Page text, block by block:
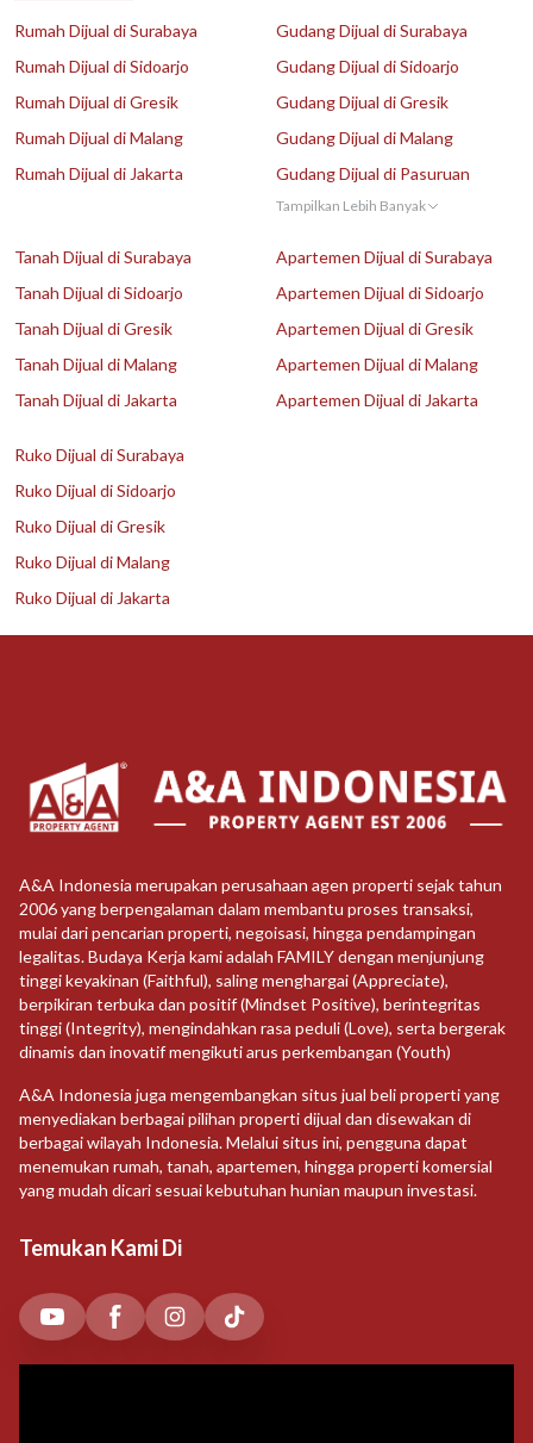
Rumah Dijual di Surabaya
Rumah Dijual di Sidoarjo
Rumah Dijual di Gresik
Rumah Dijual di Malang
Rumah Dijual di Jakarta
Gudang Dijual di Surabaya
Gudang Dijual di Sidoarjo
Gudang Dijual di Gresik
Gudang Dijual di Malang
Gudang Dijual di Pasuruan
Tampilkan Lebih Banyak
Tanah Dijual di Surabaya
Tanah Dijual di Sidoarjo
Tanah Dijual di Gresik
Tanah Dijual di Malang
Tanah Dijual di Jakarta
Apartemen Dijual di Surabaya
Apartemen Dijual di Sidoarjo
Apartemen Dijual di Gresik
Apartemen Dijual di Malang
Apartemen Dijual di Jakarta
Ruko Dijual di Surabaya
Ruko Dijual di Sidoarjo
Ruko Dijual di Gresik
Ruko Dijual di Malang
Ruko Dijual di Jakarta
A&A Indonesia merupakan perusahaan agen properti sejak tahun
2006 yang berpengalaman dalam membantu proses transaksi,
mulai dari pencarian properti, negoisasi, hingga pendampingan
legalitas. Budaya Kerja kami adalah FAMILY dengan menjunjung
tinggi keyakinan (Faithful), saling menghargai (Appreciate),
berpikiran terbuka dan positif (Mindset Positive), berintegritas
tinggi (Integrity), mengindahkan rasa peduli (Love), serta bergerak
dinamis dan inovatif mengikuti arus perkembangan (Youth)
A&A Indonesia juga mengembangkan situs jual beli properti yang
menyediakan berbagai pilihan properti dijual dan disewakan di
berbagai wilayah Indonesia. Melalui situs ini, pengguna dapat
menemukan rumah, tanah, apartemen, hingga properti komersial
yang mudah dicari sesuai kebutuhan hunian maupun investasi.
Temukan Kami Di